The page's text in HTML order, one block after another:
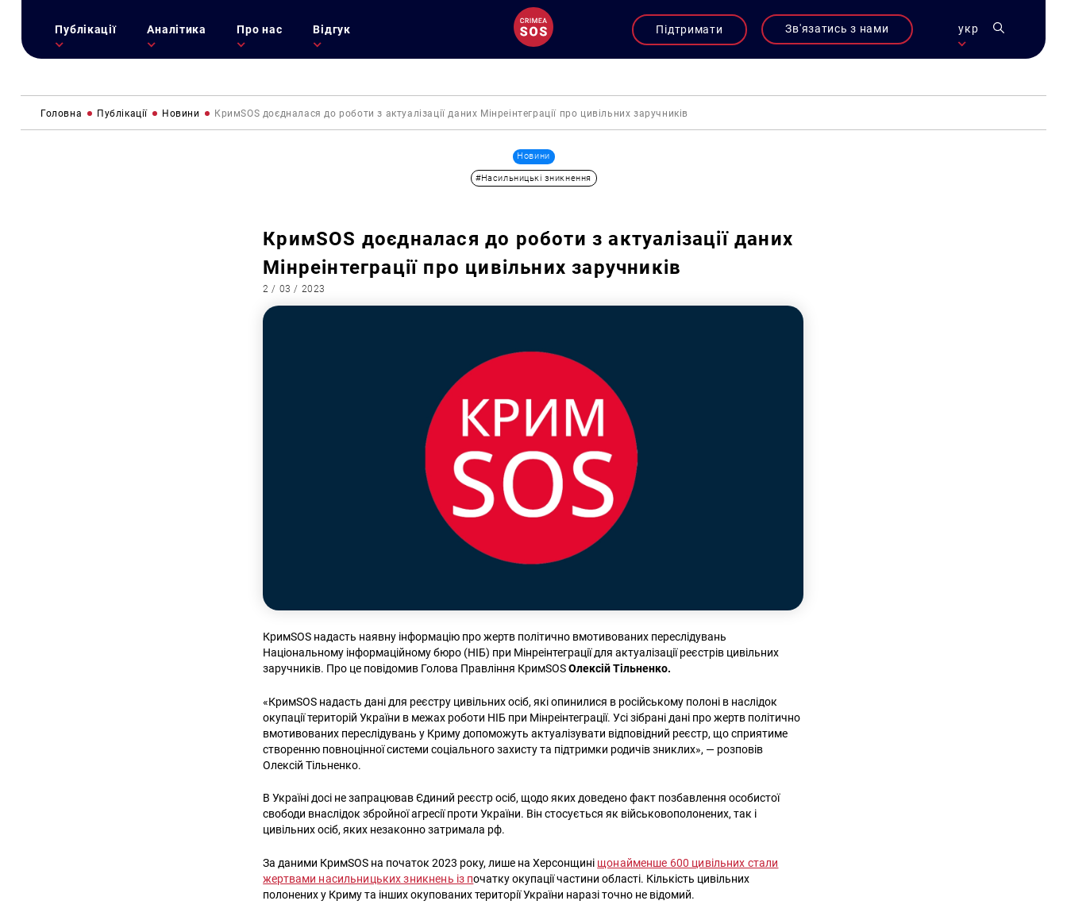
Публікації Аналітика Про нас Відгук Підтримати Зв'язатись з нами укр
Головна Публікації Новини КримSOS доєдналася до роботи з актуалізації даних Мінреінтеграції про цивільних заручників
Новини
#Насильницькі зникнення
КримSOS доєдналася до роботи з актуалізації даних
Мінреінтеграції про цивільних заручників
2 / 03 / 2023
КримSOS надасть наявну інформацію про жертв політично вмотивованих переслідувань
Національному інформаційному бюро (НІБ) при Мінреінтеграції для актуалізації реєстрів цивільних
заручників. Про це повідомив Голова Правління КримSOSОлексій Тільненко.
«КримSOS надасть дані для реєстру цивільних осіб, які опинилися в російському полоні в наслідок
окупації територій України в межах роботи НІБ при Мінреінтеграції. Усі зібрані дані про жертв політично
вмотивованих переслідувань у Криму допоможуть актуалізувати відповідний реєстр, що сприятиме
створенню повноцінної системи соціального захисту та підтримки родичів зниклих», — розповів
Олексій Тільненко.
В Україні досі не запрацював Єдиний реєстр осіб, щодо яких доведено факт позбавлення особистої
свободи внаслідок збройної агресії проти України. Він стосується як військовополонених, так і
цивільних осіб, яких незаконно затримала рф.
За даними КримSOS на початок 2023 року, лише на Херсонщині щонайменше 600 цивільних стали
жертвами насильницьких зникнень із початку окупації частини області. Кількість цивільних
полонених у Криму та інших окупованих території України наразі точно не відомий.